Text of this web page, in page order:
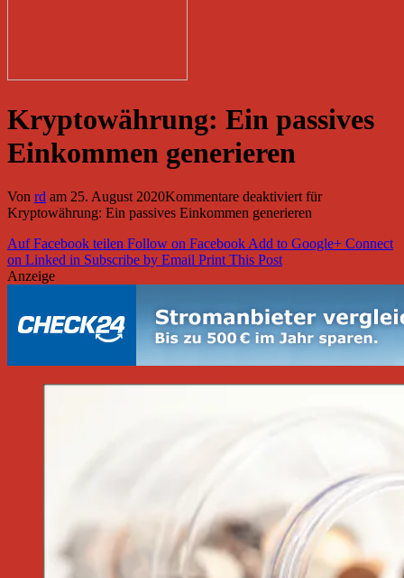
Kryptowährung: Ein passives
Einkommen generieren
Von rd am 25. August 2020Kommentare deaktiviertfür
Kryptowährung: Ein passives Einkommen generieren
Auf Facebook teilen Follow on FacebookAdd to Google+ Connect
on Linked in Subscribe by Email Print This Post
Anzeige